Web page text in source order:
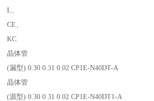
L、
CE、
KC
晶体管
(漏型) 0.30 0.31 0.02 CP1E-N40DT-A
晶体管
(源型) 0.30 0.31 0.02 CP1E-N40DT1-A